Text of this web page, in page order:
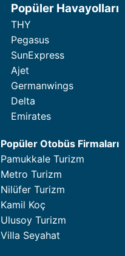
Popüler Havayolları
THY
Pegasus
SunExpress
Ajet
Germanwings
Delta
Emirates
Popüler Otobüs Firmaları
Pamukkale Turizm
Metro Turizm
Nilüfer Turizm
Kamil Koç
Ulusoy Turizm
Villa Seyahat